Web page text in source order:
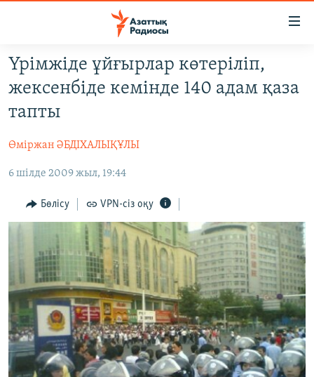
Skip
main
content
to
Navigation
Search
ЖАҢАЛЫҚТАР
ҚАҢТАР ОҚИҒАСЫ
АДАМ ҚҰҚЫҚТАРЫ
ӘЛЕУМЕТ
ӘЛЕМ
АРНАЙЫ ЖОБАЛАР
Русский
ЖАЗЫЛЫҢЫЗ
Үрімжіде ұйғырлар көтеріліп,
жексенбіде кемінде 140 адам қаза
тапты
Өміржан ӘБДІХАЛЫҚҰЛЫ
6 шілде 2009 жыл, 19:44
Бөлісу VPN-сіз оқу